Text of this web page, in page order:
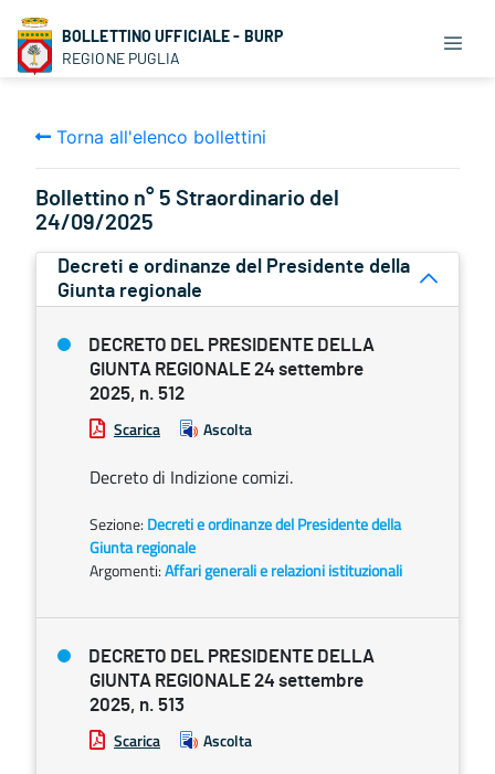
BOLLETTINO UFFICIALE - BURP
REGIONE PUGLIA
Torna all'elenco bollettini
Bollettino n° 5 Straordinario del
24/09/2025
Decreti e ordinanze del Presidente della
Giunta regionale
DECRETO DEL PRESIDENTE DELLA
GIUNTA REGIONALE 24 settembre
2025, n. 512
Scarica Ascolta
Decreto di Indizione comizi.
Sezione: Decreti e ordinanze del Presidente della
Giunta regionale
Argomenti:Affari generali e relazioni istituzionali
DECRETO DEL PRESIDENTE DELLA
GIUNTA REGIONALE 24 settembre
2025, n. 513
Scarica Ascolta